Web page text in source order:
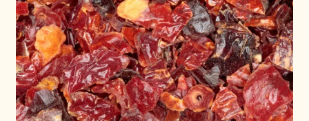
Rücksendungen und Garantie
Sécurité alimentaire
Seguridad alimentaria